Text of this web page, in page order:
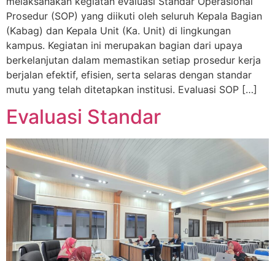
Prosedur (SOP) yang diikuti oleh seluruh Kepala Bagian
(Kabag) dan Kepala Unit (Ka. Unit) di lingkungan
kampus. Kegiatan ini merupakan bagian dari upaya
berkelanjutan dalam memastikan setiap prosedur kerja
berjalan efektif, efisien, serta selaras dengan standar
mutu yang telah ditetapkan institusi. Evaluasi SOP […]
Evaluasi Standar